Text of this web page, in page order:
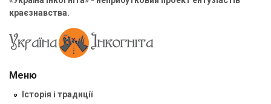
краєзнавства.
Меню
Історія і традиції